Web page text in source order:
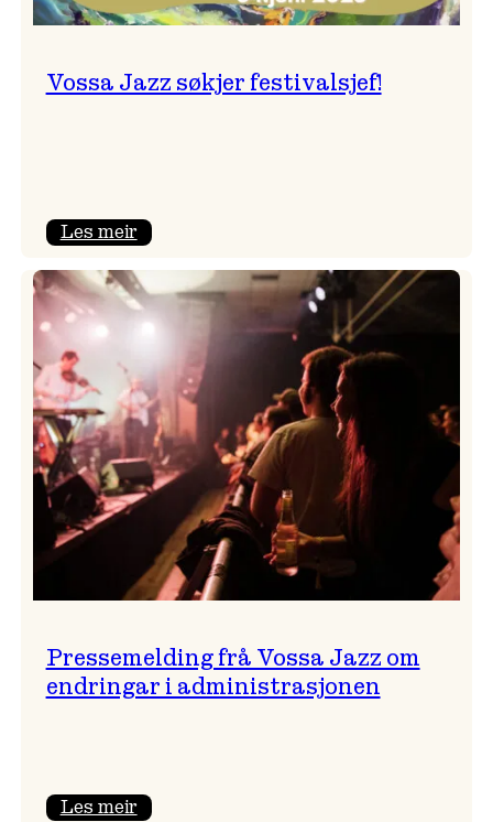
Vossa Jazz søkjer festivalsjef!
Les meir:
Jazz
søkjer
Pressemelding frå Vossa Jazz om
endringar i administrasjonen
Les meir: